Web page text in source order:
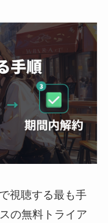
視聴する最も手
の無料トライア